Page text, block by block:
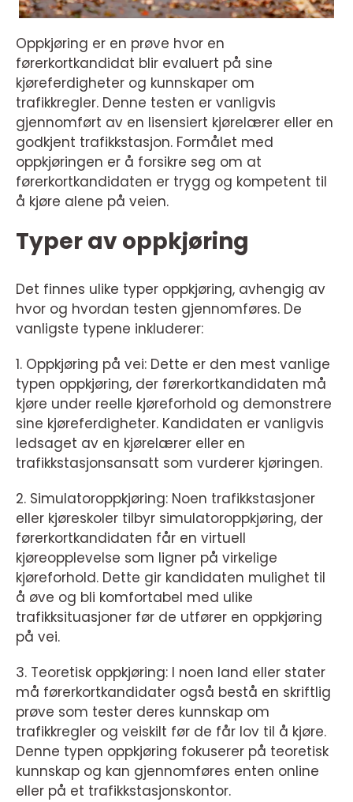
Oppkjøring er en prøve hvor en
førerkortkandidat blir evaluert på sine
kjøreferdigheter og kunnskaper om
trafikkregler. Denne testen er vanligvis
gjennomført av en lisensiert kjørelærer eller en
godkjent trafikkstasjon. Formålet med
oppkjøringen er å forsikre seg om at
førerkortkandidaten er trygg og kompetent til
å kjøre alene på veien.
Typer av oppkjøring
Det finnes ulike typer oppkjøring, avhengig av
hvor og hvordan testen gjennomføres. De
vanligste typene inkluderer:
1. Oppkjøring på vei: Dette er den mest vanlige
typen oppkjøring, der førerkortkandidaten må
kjøre under reelle kjøreforhold og demonstrere
sine kjøreferdigheter. Kandidaten er vanligvis
ledsaget av en kjørelærer eller en
trafikkstasjonsansatt som vurderer kjøringen.
2. Simulatoroppkjøring: Noen trafikkstasjoner
eller kjøreskoler tilbyr simulatoroppkjøring, der
førerkortkandidaten får en virtuell
kjøreopplevelse som ligner på virkelige
kjøreforhold. Dette gir kandidaten mulighet til
å øve og bli komfortabel med ulike
trafikksituasjoner før de utfører en oppkjøring
på vei.
3. Teoretisk oppkjøring: I noen land eller stater
må førerkortkandidater også bestå en skriftlig
prøve som tester deres kunnskap om
trafikkregler og veiskilt før de får lov til å kjøre.
Denne typen oppkjøring fokuserer på teoretisk
kunnskap og kan gjennomføres enten online
eller på et trafikkstasjonskontor.